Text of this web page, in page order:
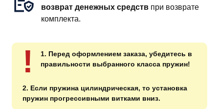
возврат денежных средств при возврате
комплекта.
!
1. Перед оформлением заказа, убедитесь в
правильности выбранного класса пружин!
2. Если пружина цилиндрическая, то установка
пружин прогрессивными витками вниз.